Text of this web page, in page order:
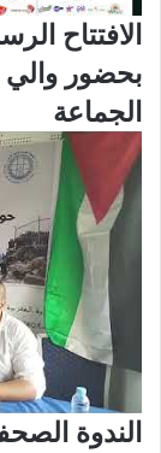
الافتتاح
بحضور والي
الجماعة